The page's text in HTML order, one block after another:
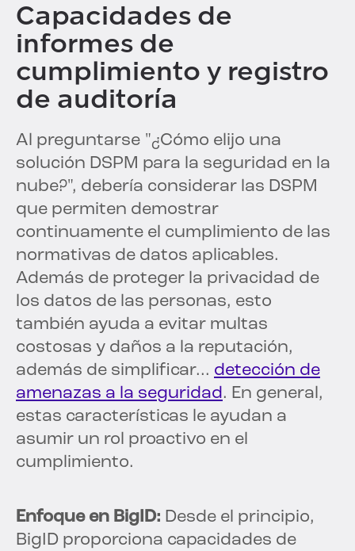
Capacidades de
informes de
cumplimiento y registro
de auditoría
Al preguntarse "¿Cómo elijo una
solución DSPM para la seguridad en la
nube?", debería considerar las DSPM
que permiten demostrar
continuamente el cumplimiento de las
normativas de datos aplicables.
Además de proteger la privacidad de
los datos de las personas, esto
también ayuda a evitar multas
costosas y daños a la reputación,
además de simplificar... detección de
amenazas a la seguridad. En general,
estas características le ayudan a
asumir un rol proactivo en el
cumplimiento.
Enfoque en BigID: Desde el principio,
BigID proporciona capacidades de